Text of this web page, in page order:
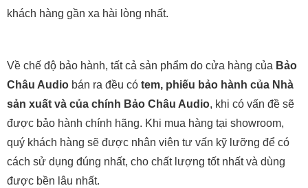
khách hàng gần xa hài lòng nhất.
Về chế độ bảo hành, tất cả sản phẩm do cửa hàng của Bảo
Châu Audio bán ra đều có tem, phiếu bảo hành của Nhà
sản xuất và của chính Bảo Châu Audio, khi có vấn đề sẽ
được bảo hành chính hãng. Khi mua hàng tại showroom,
quý khách hàng sẽ được nhân viên tư vấn kỹ lưỡng để có
cách sử dụng đúng nhất, cho chất lượng tốt nhất và dùng
được bền lâu nhất.